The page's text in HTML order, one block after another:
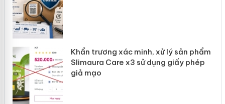
Khẩn trương xác minh, xử lý sản phẩm
Slimaura Care x3 sử dụng giấy phép
giả mạo